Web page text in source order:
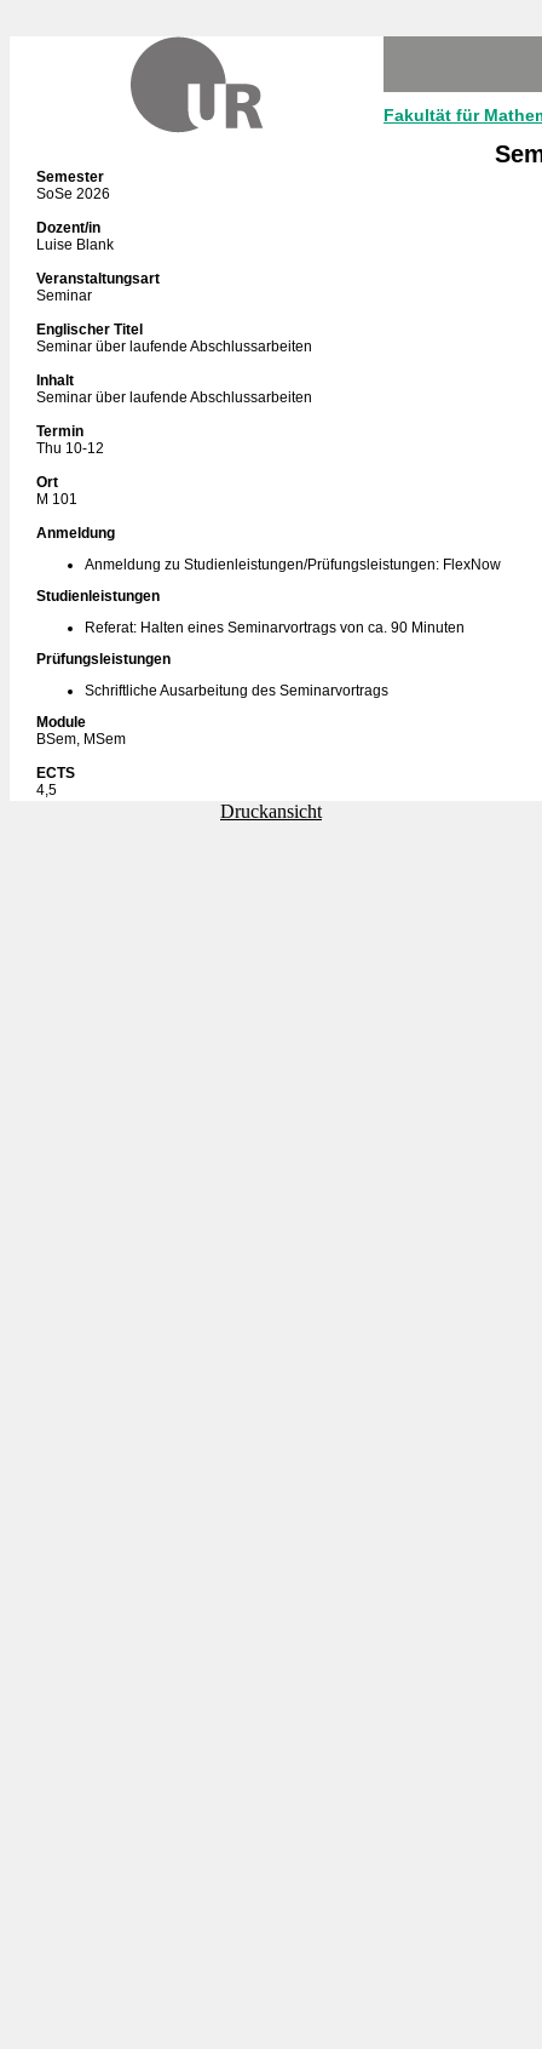
Fakultät für
Semester
SoSe 2026
Dozent/in
Luise Blank
Veranstaltungsart
Seminar
Englischer Titel
Seminar über laufende Abschlussarbeiten
Inhalt
Seminar über laufende Abschlussarbeiten
Termin
Thu 10-12
Ort
M 101
Anmeldung
Anmeldung zu Studienleistungen/Prüfungsleistungen: FlexNow
Studienleistungen
Referat: Halten eines Seminarvortrags von ca. 90 Minuten
Prüfungsleistungen
Schriftliche Ausarbeitung des Seminarvortrags
Module
BSem, MSem
ECTS
4,5
Druckansicht